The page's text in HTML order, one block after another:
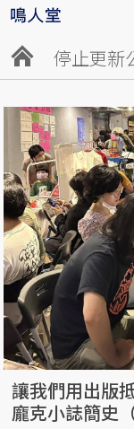
停止更新
讓我們用出版
龐克小誌簡史（